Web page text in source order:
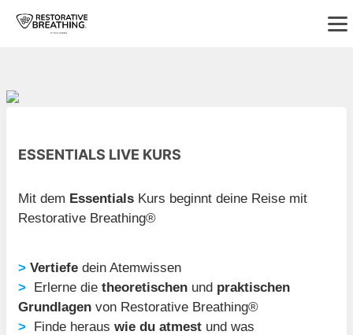
ESSENTIALS LIVE KURS
Mit dem Essentials Kurs beginnt deine Reise mit
Restorative Breathing®
> Vertiefe dein Atemwissen
> Erlerne die theoretischen und praktischen
Grundlagen von Restorative Breathing®
> Finde heraus wie du atmest und was